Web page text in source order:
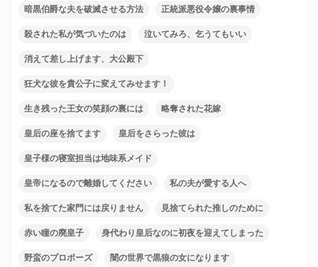
暗黒伯爵な夫を破滅させる方法 正統派悪役令嬢の裏事情
殺された私が気づいたのは 泣いてみろ、乞うてもいい
消えて差し上げます、大公殿下
狂犬な彼を貴公子に変えてみせます！
生き残った王女の笑顔の裏には 略奪された花嫁
皇后の座を捨てます 皇后をさらった彼は
皇子様の寝室担当は地味系メイド
皇帝になるので離婚してください 私の夫が愛する人へ
私を捨てた家門には戻りません 見捨てられた推しのために
赤い瞳の廃皇子 身代わり皇后なのに初夜を迎えてしまった
野蛮のプロポーズ 闇の世界で黒狼の女になります